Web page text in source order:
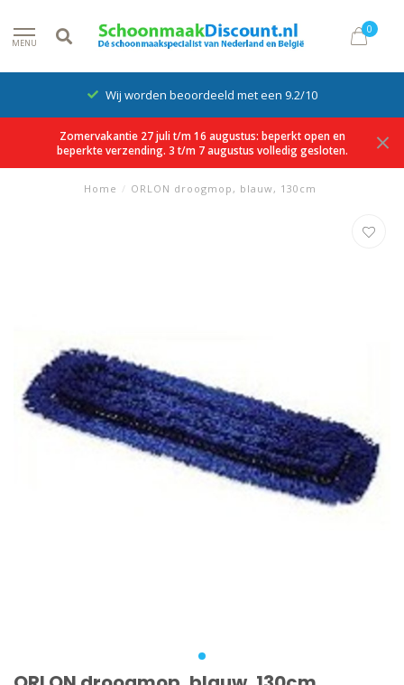
MENU
0
Wij worden beoordeeld met een 9.2/10
Zomervakantie 27 juli t/m 16 augustus: beperkt open en
beperkte verzending. 3 t/m 7 augustus volledig gesloten.
Home / ORLON droogmop, blauw, 130cm